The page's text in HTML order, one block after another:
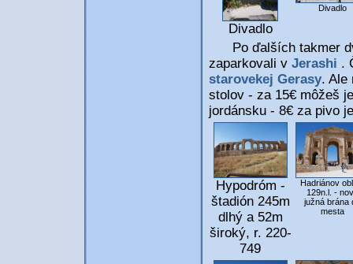
Divadlo
Divadlo
Po ďalších takmer
zaparkovali v Jerashi .
starovekej Gerasy. Ale
stolov - za 15€ môžeš
jordánsku - 8€ za pivo
Hypodróm -
štadión 245m
dlhý a 52m
široký, r. 220-
749
Hadriánov
129n.l. -
južná brána
mesta